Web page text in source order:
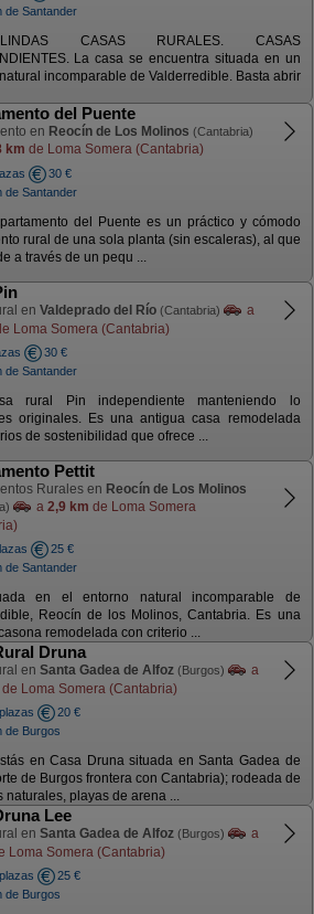
de Santander
CASAS RURALES. CASAS
La casa se encuentra situada en un
incomparable de Valderredible. Basta abrir
del Puente
en Reocín de Los Molinos (Cantabria)
km de Loma Somera (Cantabria)
30 €
de Santander
del Puente es un práctico y cómodo
rural de una sola planta (sin escaleras), al que
a través de un pequ ...
en Valdeprado del Río (Cantabria)
a
Loma Somera (Cantabria)
30 €
de Santander
rural Pin independiente manteniendo lo
originales. Es una antigua casa remodelada
de sostenibilidad que ofrece ...
Pettit
Rurales en Reocín de Los Molinos
a 2,9 km de Loma Somera
25 €
de Santander
en el entorno natural incomparable de
Reocín de los Molinos, Cantabria. Es una
remodelada con criterio ...
Druna
en Santa Gadea de Alfoz (Burgos)
a
de Loma Somera (Cantabria)
20 €
de Burgos
en Casa Druna situada en Santa Gadea de
de Burgos frontera con Cantabria); rodeada de
naturales, playas de arena ...
Lee
en Santa Gadea de Alfoz (Burgos)
a
Loma Somera (Cantabria)
25 €
de Burgos